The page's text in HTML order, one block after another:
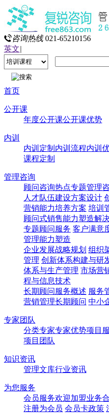
咨询热线 021-65210156
英文|
首页
公开课
年度公开课公开课优势
内训
内训定制 内训流程内训
课程定制
管理咨询
顾问咨询热点专题管理
人才队伍建设方案设计
营销能力培养方案 培训
顾问式销售能力塑造解
专题顾问服务 客户满意
管理能力塑造
企业发展战略规划 组织
管理 创新体系构建与研
体系与生产管理 市场营
程与信息技术
长期顾问服务概述 服务
营销管理长期顾问 中小
专家团队
分类专家专家优势项目
项目团队
知识资讯
管理文库行业资讯
为您服务
会员服务欢迎加盟业务
注册为会员 会员卡政策